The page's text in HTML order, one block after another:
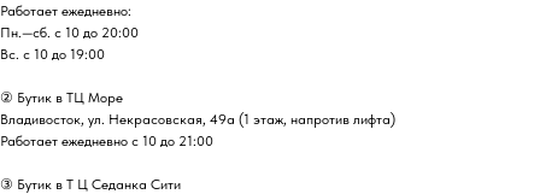
Работает ежедневно:
Пн.—сб. с 10 до 20:00
Вс. с 10 до 19:00
② Бутик в ТЦ Море
Владивосток, ул. ​Некрасовская, 49а (1 этаж, напротив лифта)
Работает ежедневно с 10 до 21:00
③ Бутик в Т Ц Седанка Сити